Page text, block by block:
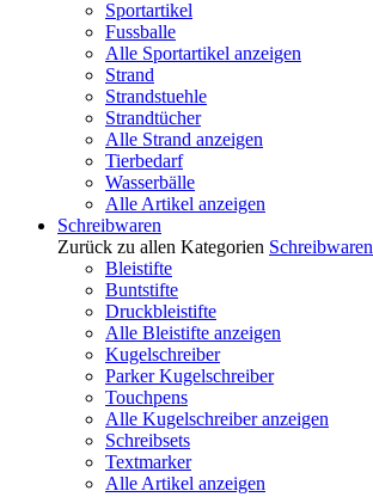
Sportartikel
Fussballe
Alle Sportartikel anzeigen
Strand
Strandstuehle
Strandtücher
Alle Strand anzeigen
Tierbedarf
Wasserbälle
Alle Artikel anzeigen
Schreibwaren
Zurück zu allen Kategorien Schreibwaren
Bleistifte
Buntstifte
Druckbleistifte
Alle Bleistifte anzeigen
Kugelschreiber
Parker Kugelschreiber
Touchpens
Alle Kugelschreiber anzeigen
Schreibsets
Textmarker
Alle Artikel anzeigen